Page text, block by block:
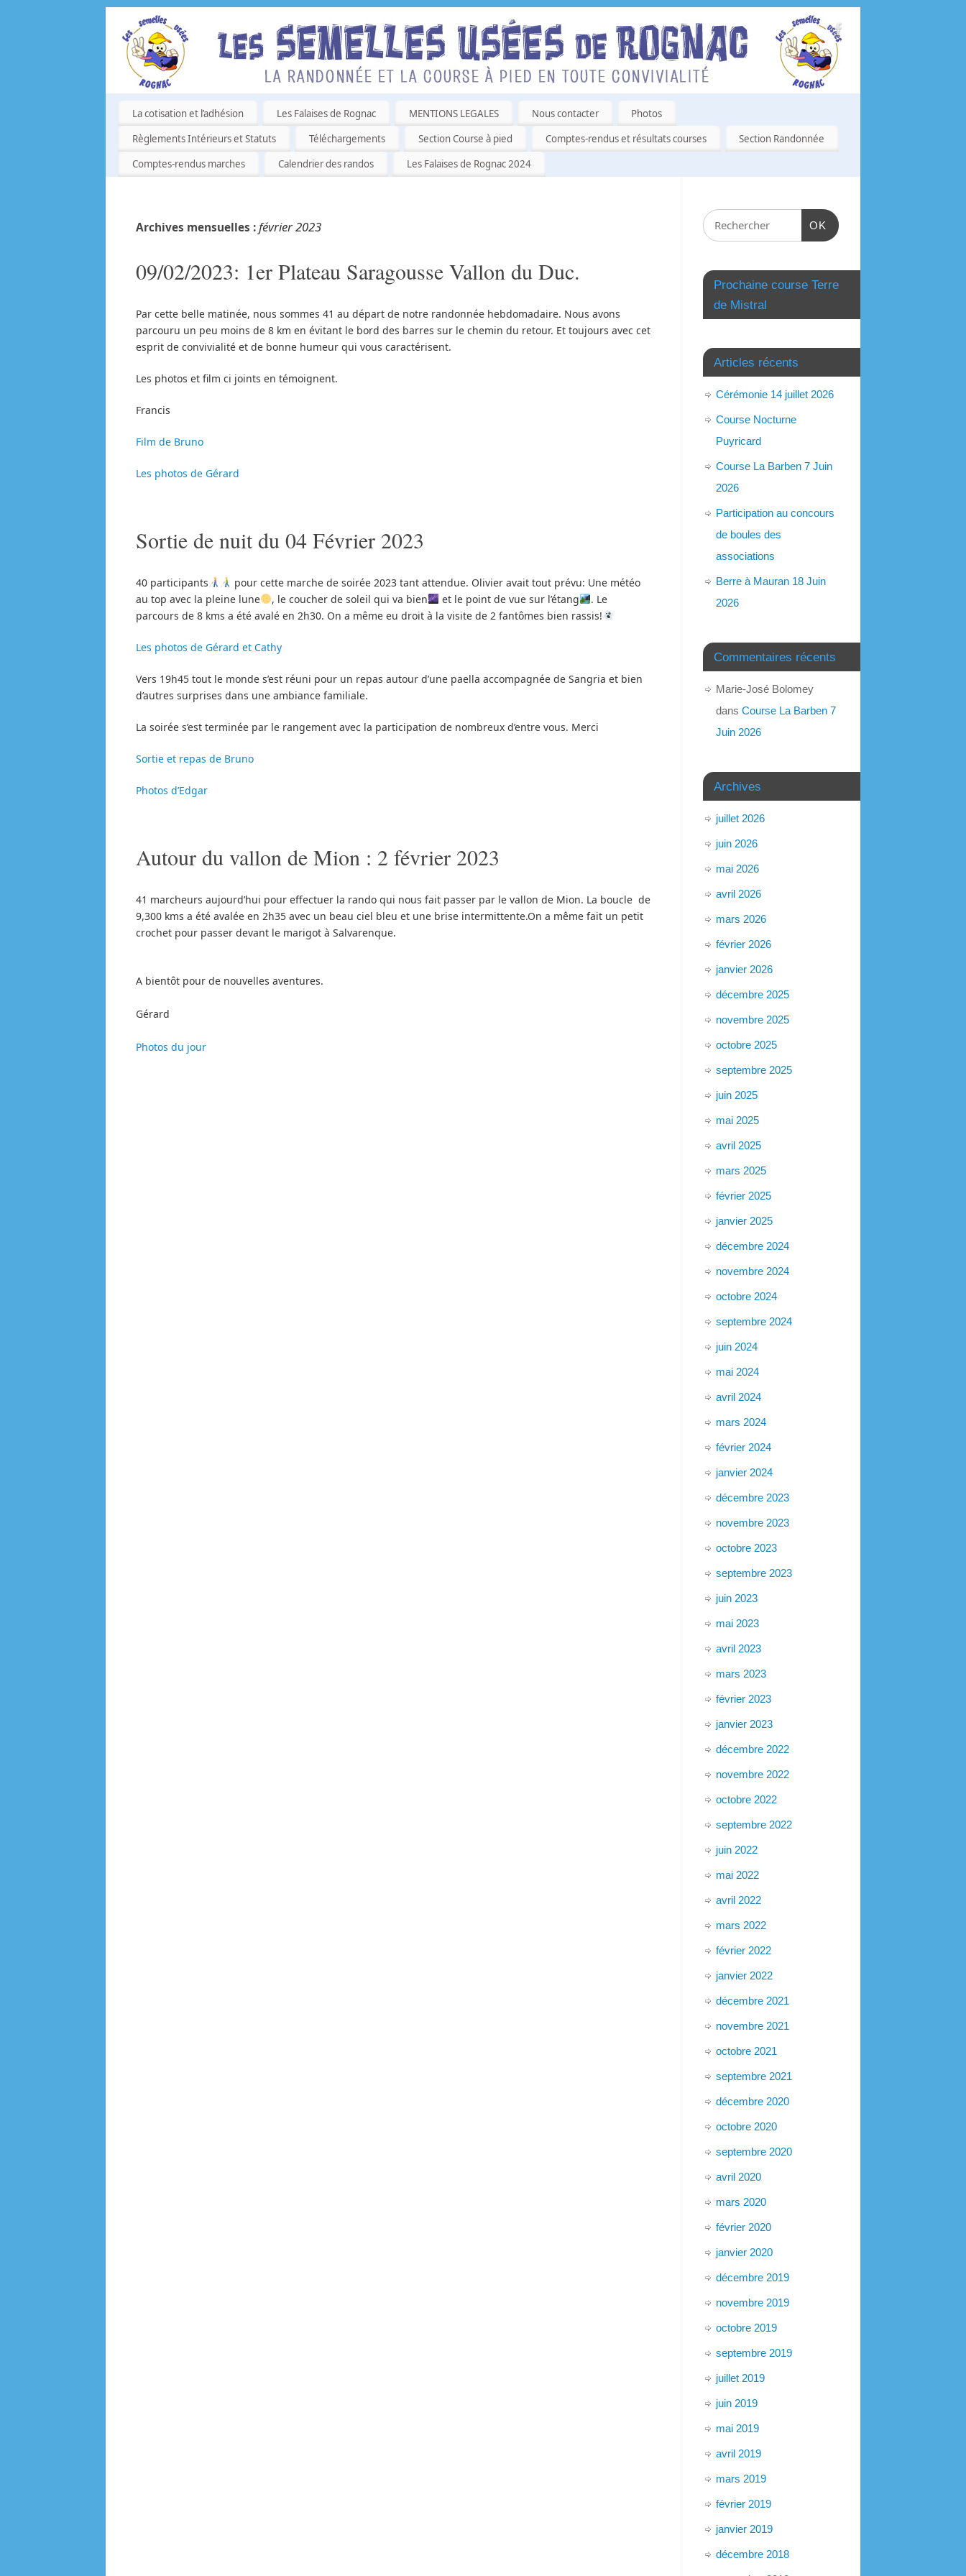
La cotisation et l’adhésion Les Falaises de Rognac MENTIONS LEGALES Nous contacter
Photos
Règlements Intérieurs et Statuts
Téléchargements Section Course à pied Comptes-rendus et résultats courses
Section Randonnée
Comptes-rendus marches
Calendrier des randos Les Falaises de Rognac 2024
Archives mensuelles :février 2023
09/02/2023: 1er Plateau Saragousse Vallon du Duc.
Par cette belle matinée, nous sommes 41 au départ de notre randonnée hebdomadaire. Nous avons
parcouru un peu moins de 8 km en évitant le bord des barres sur le chemin du retour. Et toujours avec cet
esprit de convivialité et de bonne humeur qui vous caractérisent.
Les photos et film ci joints en témoignent.
Francis
Film de Bruno
Les photos de Gérard
Sortie de nuit du 04 Février 2023
40 participants
pour cette marche de soirée 2023 tant attendue. Olivier avait tout prévu: Une météo
au top avec la pleine lune
, le coucher de soleil qui va bien et le point de vue sur l’étang
. Le
parcours de 8 kms a été avalé en 2h30. On a même eu droit à la visite de 2 fantômes bien rassis!
Les photos de Gérard et Cathy
Vers 19h45 tout le monde s’est réuni pour un repas autour d’une paella accompagnée de Sangria et bien
d’autres surprises dans une ambiance familiale.
La soirée s’est terminée par le rangement avec la participation de nombreux d’entre vous. Merci
Sortie et repas de Bruno
Photos d’Edgar
Autour du vallon de Mion : 2 février 2023
41 marcheurs aujourd’hui pour effectuer la rando qui nous fait passer par le vallon de Mion. La boucle de
9,300 kms a été avalée en 2h35 avec un beau ciel bleu et une brise intermittente.On a même fait un petit
crochet pour passer devant le marigot à Salvarenque.
A bientôt pour de nouvelles aventures.
Gérard
Photos du jour
OK
Prochaine course Terre
de Mistral
Articles récents
Cérémonie 14 juillet 2026
Course Nocturne
Puyricard
Course La Barben 7 Juin
2026
Participation au concours
de boules des
associations
Berre à Mauran 18 Juin
2026
Commentaires récents
Marie-José Bolomey
dans Course La Barben 7
Juin 2026
Archives
juillet 2026
juin 2026
mai 2026
avril 2026
mars 2026
février 2026
janvier 2026
décembre 2025
novembre 2025
octobre 2025
septembre 2025
juin 2025
mai 2025
avril 2025
mars 2025
février 2025
janvier 2025
décembre 2024
novembre 2024
octobre 2024
septembre 2024
juin 2024
mai 2024
avril 2024
mars 2024
février 2024
janvier 2024
décembre 2023
novembre 2023
octobre 2023
septembre 2023
juin 2023
mai 2023
avril 2023
mars 2023
février 2023
janvier 2023
décembre 2022
novembre 2022
octobre 2022
septembre 2022
juin 2022
mai 2022
avril 2022
mars 2022
février 2022
janvier 2022
décembre 2021
novembre 2021
octobre 2021
septembre 2021
décembre 2020
octobre 2020
septembre 2020
avril 2020
mars 2020
février 2020
janvier 2020
décembre 2019
novembre 2019
octobre 2019
septembre 2019
juillet 2019
juin 2019
mai 2019
avril 2019
mars 2019
février 2019
janvier 2019
décembre 2018